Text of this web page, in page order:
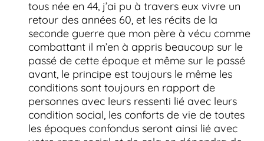
tous née en 44, j’ai pu à travers eux vivre un
retour des années 60, et les récits de la
seconde guerre que mon père à vécu comme
combattant il m’en à appris beaucoup sur le
passé de cette époque et même sur le passé
avant, le principe est toujours le même les
conditions sont toujours en rapport de
personnes avec leurs ressenti lié avec leurs
condition social, les conforts de vie de toutes
les époques confondus seront ainsi lié avec